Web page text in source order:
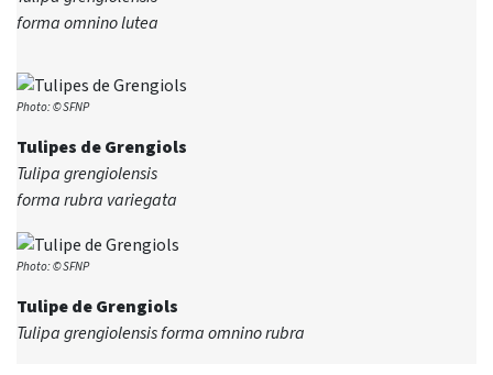
forma omnino lutea
Photo: © SFNP
Tulipes de Grengiols
Tulipa grengiolensis
forma rubra variegata
Photo: © SFNP
Tulipe de Grengiols
Tulipa grengiolensis forma omnino rubra